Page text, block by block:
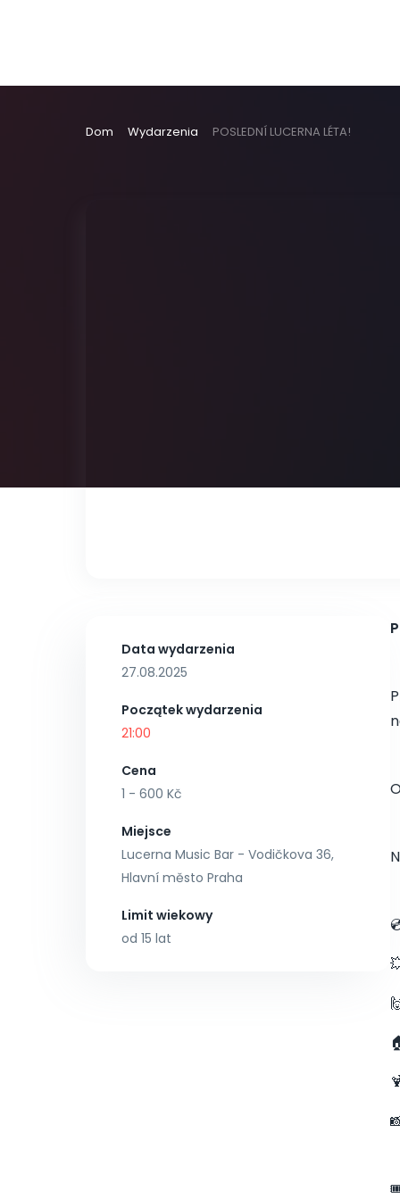
Dom Wydarzenia POSLEDNÍ LUCERNA LÉTA!
Data wydarzenia
27.08.2025
Początek wydarzenia
21:00
Cena
1 - 600 Kč
Miejsce
Lucerna Music Bar - Vodičkova 36,
Hlavní město Praha
Limit wiekowy
od 15 lat